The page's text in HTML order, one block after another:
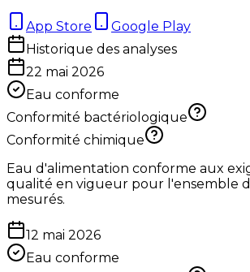
App Store
Google Play
Historique des analyses
22 mai 2026
Eau conforme
Conformité bactériologique
Conformité chimique
Eau d'alimentation conforme aux
qualité en vigueur pour l'ensemble
mesurés.
12 mai 2026
Eau conforme